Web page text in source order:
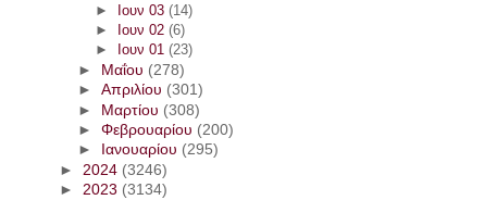
►
Ιουν 03 (14)
►
Ιουν 02 (6)
►
Ιουν 01 (23)
►
Μαΐου (278)
► Απριλίου (301)
► Μαρτίου (308)
► Φεβρουαρίου (200)
►
Ιανουαρίου (295)
► 2024 (3246)
►2023 (3134)